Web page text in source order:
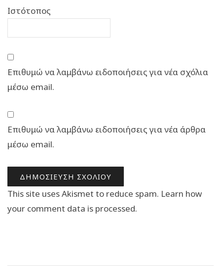
Ιστότοπος
Επιθυμώ να λαμβάνω ειδοποιήσεις για νέα σχόλια
μέσω email.
Επιθυμώ να λαμβάνω ειδοποιήσεις για νέα άρθρα
μέσω email.
This site uses Akismet to reduce spam. Learn how
your comment data is processed.